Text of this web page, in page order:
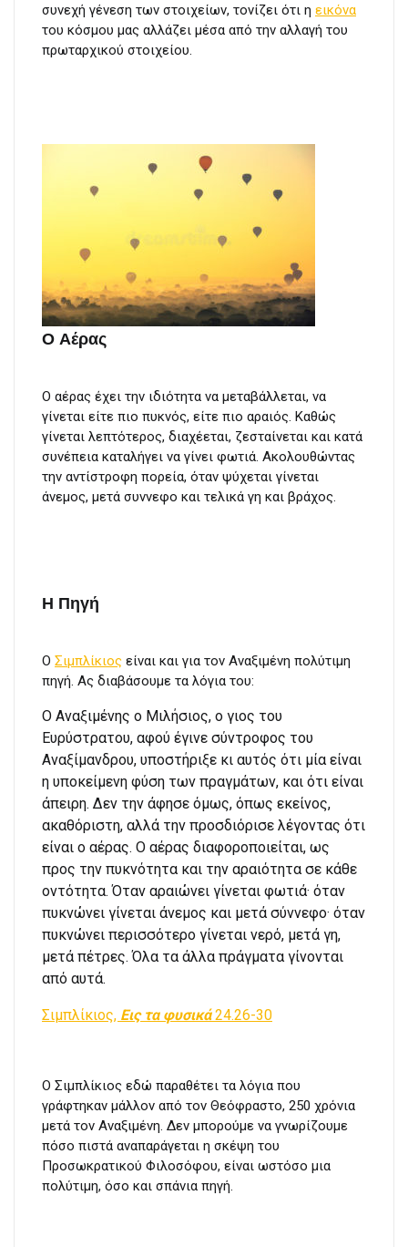
συνεχή γένεση των στοιχείων, τονίζει ότι η εικόνα
του κόσμου μας αλλάζει μέσα από την αλλαγή του
πρωταρχικού στοιχείου.
Ο Αέρας
Ο αέρας έχει την ιδιότητα να μεταβάλλεται, να
γίνεται είτε πιο πυκνός, είτε πιο αραιός. Καθώς
γίνεται λεπτότερος, διαχέεται, ζεσταίνεται και κατά
συνέπεια καταλήγει να γίνει φωτιά. Ακολουθώντας
την αντίστροφη πορεία, όταν ψύχεται γίνεται
άνεμος, μετά συννεφο και τελικά γη και βράχος.
Η Πηγή
Ο Σιμπλίκιος είναι και για τον Αναξιμένη πολύτιμη
πηγή. Ας διαβάσουμε τα λόγια του:
Ο Αναξιμένης ο Μιλήσιος, ο γιος του
Ευρύστρατου, αφού έγινε σύντροφος του
Αναξίμανδρου, υποστήριξε κι αυτός ότι μία είναι
η υποκείμενη φύση των πραγμάτων, και ότι είναι
άπειρη. Δεν την άφησε όμως, όπως εκείνος,
ακαθόριστη, αλλά την προσδιόρισε λέγοντας ότι
είναι ο αέρας. Ο αέρας διαφοροποιείται, ως
προς την πυκνότητα και την αραιότητα σε κάθε
οντότητα. Όταν αραιώνει γίνεται φωτιά· όταν
πυκνώνει γίνεται άνεμος και μετά σύννεφο· όταν
πυκνώνει περισσότερο γίνεται νερό, μετά γη,
μετά πέτρες. Όλα τα άλλα πράγματα γίνονται
από αυτά.
Σιμπλίκιος, Εις τα φυσικά24.26-30
Ο Σιμπλίκιος εδώ παραθέτει τα λόγια που
γράφτηκαν μάλλον από τον Θεόφραστο, 250 χρόνια
μετά τον Αναξιμένη. Δεν μπορούμε να γνωρίζουμε
πόσο πιστά αναπαράγεται η σκέψη του
Προσωκρατικού Φιλοσόφου, είναι ωστόσο μια
πολύτιμη, όσο και σπάνια πηγή.